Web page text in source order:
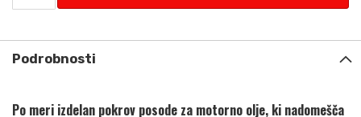
Podrobnosti
Po meri izdelan pokrov posode za motorno olje, ki nadomešča